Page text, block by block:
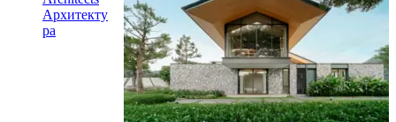
Архитекту
ра